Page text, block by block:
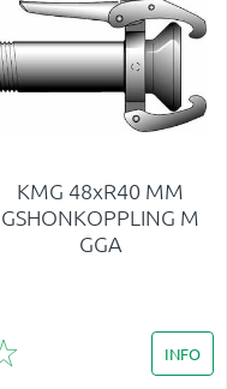
KMG 48xR40 MM
GSHONKOPPLING M
GGA
Lägg till i favoriter
INFO